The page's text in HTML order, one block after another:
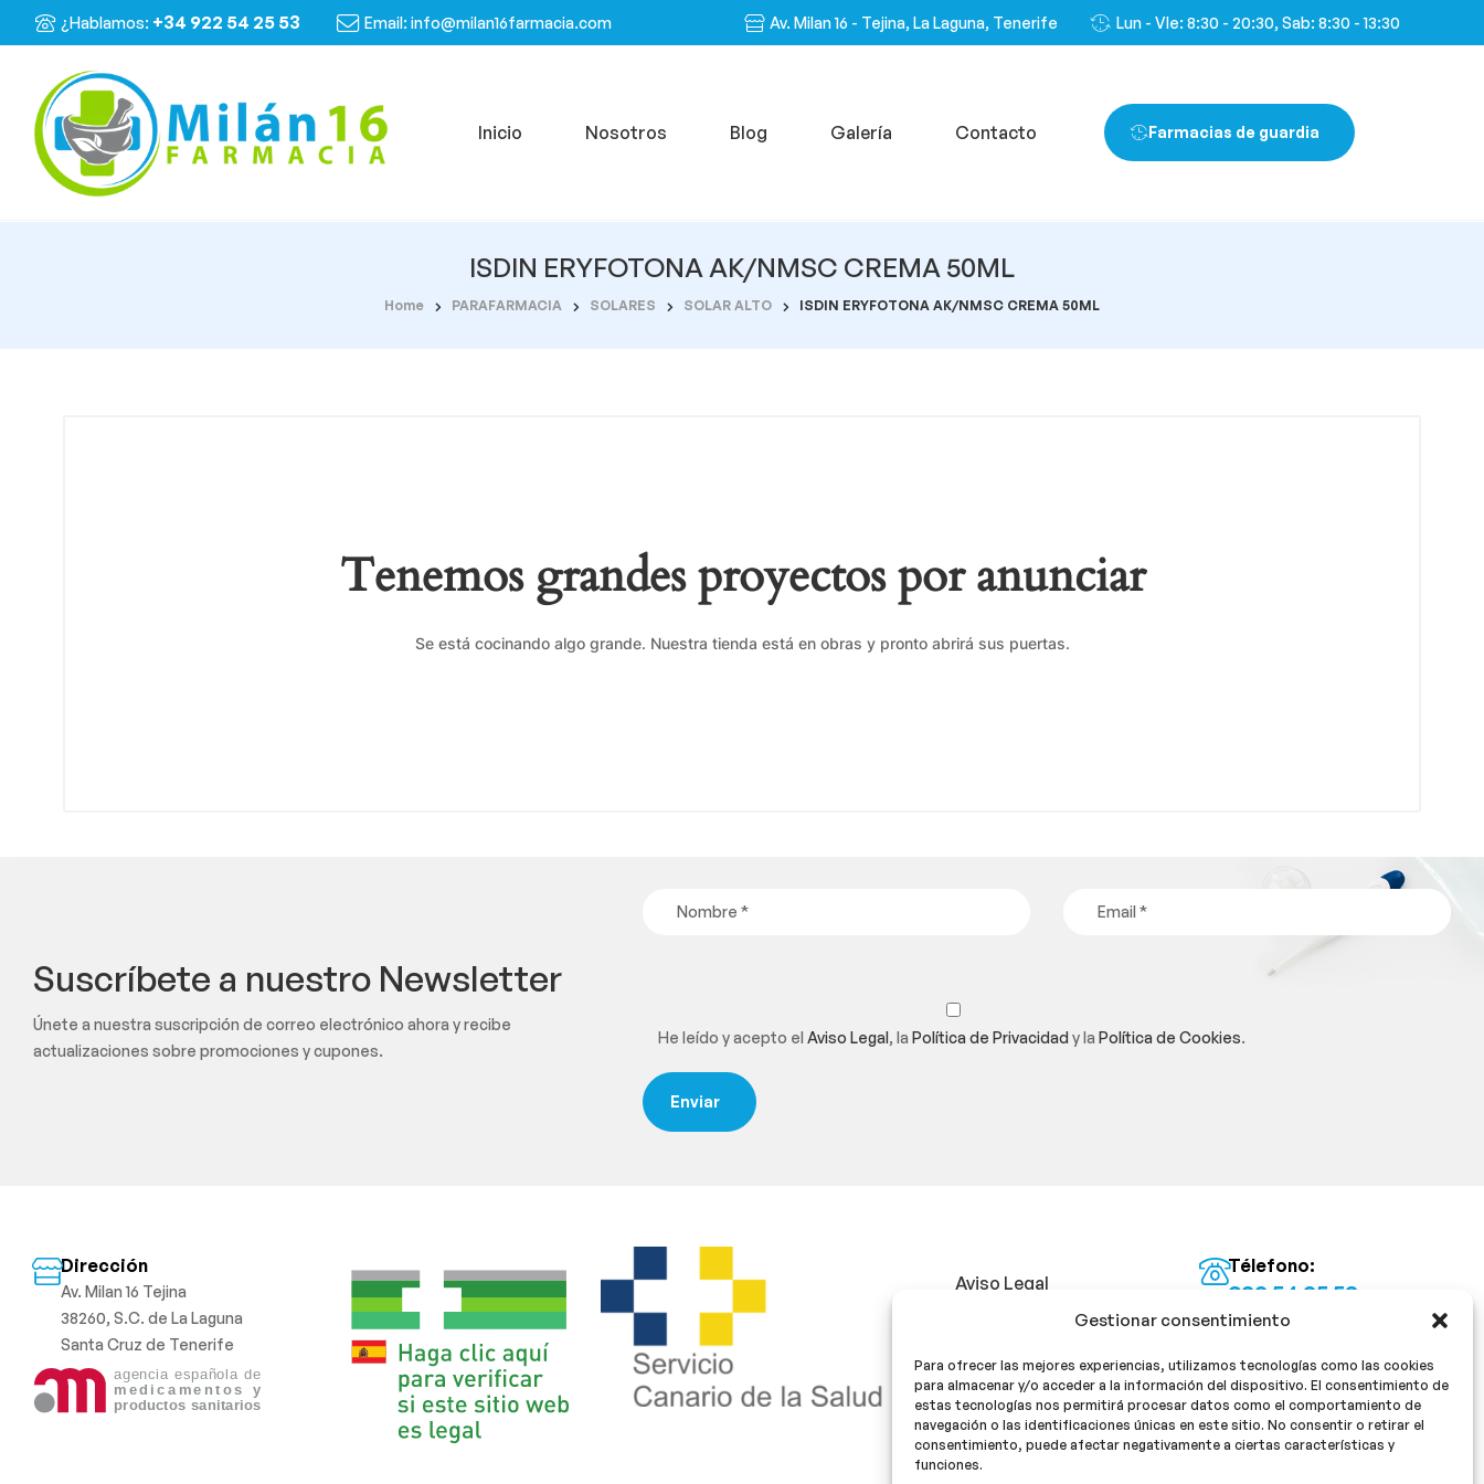
Gestionar consentimiento
Para ofrecer las mejores experiencias, utilizamos tecnologías como las cookies
para almacenar y/o acceder a la información del dispositivo. El consentimiento de
estas tecnologías nos permitirá procesar datos como el comportamiento de
navegación o las identificaciones únicas en este sitio. No consentir o retirar el
consentimiento, puede afectar negativamente a ciertas características y
funciones.
¿Hablamos: +34 922 54 25 53 Email: info@milan16farmacia.com Av. Milan 16 - Tejina, La Laguna, Tenerife Lun - VIe: 8:30 - 20:30, Sab: 8:30 - 13:30
Inicio Nosotros Blog Galería Contacto Farmacias de guardia
ISDIN ERYFOTONA AK/NMSC CREMA 50ML
Home PARAFARMACIA SOLARES SOLAR ALTO ISDIN ERYFOTONA AK/NMSC CREMA 50ML
Tenemos grandes proyectos por anunciar
Se está cocinando algo grande. Nuestra tienda está en obras y pronto abrirá sus puertas.
Suscríbete a nuestro Newsletter
Únete a nuestra suscripción de correo electrónico ahora y recibe
actualizaciones sobre promociones y cupones.
He leído y acepto elAviso Legal, laPolítica de Privacidady laPolítica de Cookies.
Dirección
Av. Milan 16 Tejina
38260, S.C. de La Laguna
Santa Cruz de Tenerife
Aviso Legal
Política de Privacidad
Política de cookies
Télefono:
922 54 25 53
Email:
¡Síguenos!